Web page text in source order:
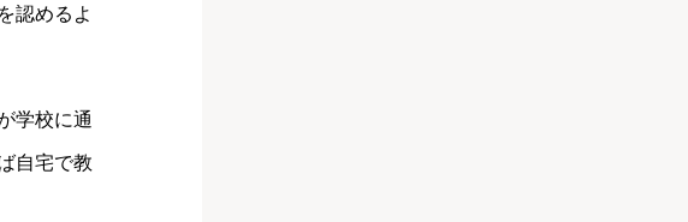
認めるよ
学校に通
自宅で教